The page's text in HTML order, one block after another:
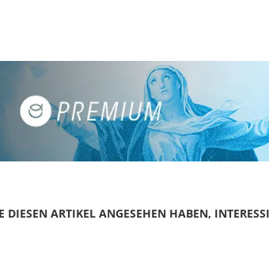
DIESEN ARTIKEL ANGESEHEN HABEN,